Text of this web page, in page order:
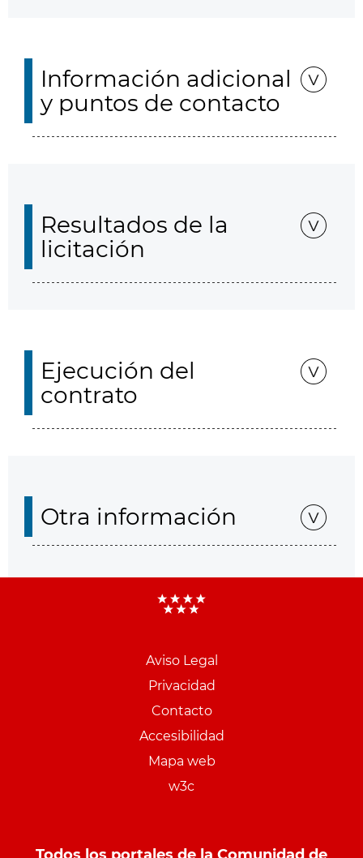
Información adicional
y puntos de contacto
Resultados de la
licitación
Ejecución del
contrato
Otra información
Aviso Legal
Privacidad
Contacto
Accesibilidad
Mapa web
w3c